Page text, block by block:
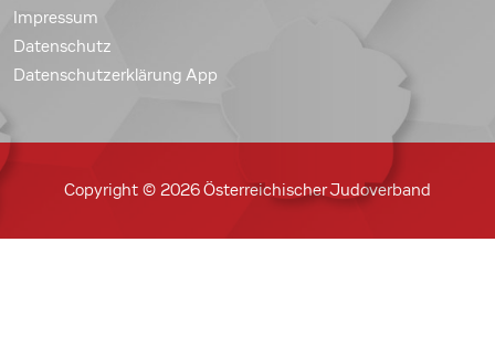
Impressum
Datenschutz
Datenschutzerklärung App
Copyright © 2026 Österreichischer Judoverband